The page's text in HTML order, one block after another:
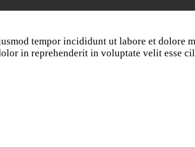
tempor incididunt ut labore et
in reprehenderit in voluptate velit esse